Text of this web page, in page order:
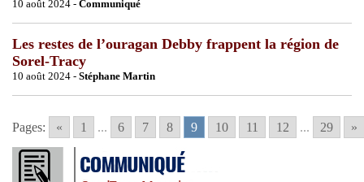
10 août 2024 - Communiqué
Les restes de l’ouragan Debby frappent la région de
Sorel-Tracy
10 août 2024 - Stéphane Martin
Pages: « 1 ... 6 7 8 9 10 11 12 ... 29 »